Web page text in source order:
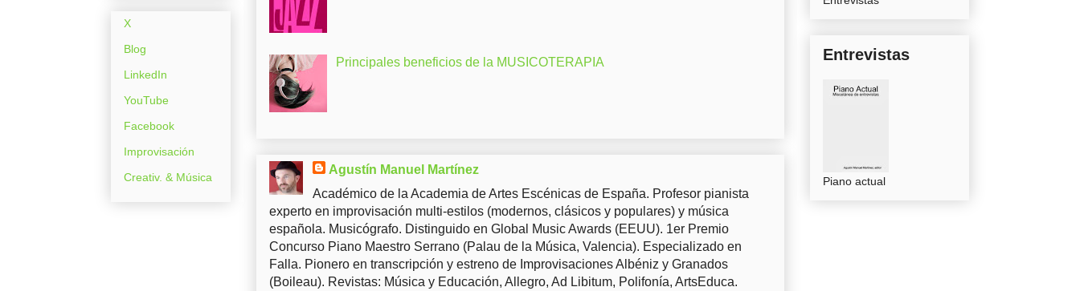
Principales beneficios de la MUSICOTERAPIA
Agustín Manuel Martínez
Académico de la Academia de Artes Escénicas de España. Profesor pianista
experto en improvisación multi-estilos (modernos, clásicos y populares) y música
española. Musicógrafo. Distinguido en Global Music Awards (EEUU). 1er Premio
Concurso Piano Maestro Serrano (Palau de la Música, Valencia). Especializado en
Falla. Pionero en transcripción y estreno de Improvisaciones Albéniz y Granados
(Boileau). Revistas: Música y Educación, Allegro, Ad Libitum, Polifonía, ArtsEduca.
X
Blog
LinkedIn
YouTube
Facebook
Improvisación
Creativ. & Música
Entrevistas
Piano actual